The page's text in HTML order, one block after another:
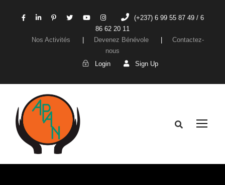
(+237) 6 99 55 87 49 / 6
86 62 20 11
Nos Activités
Devenez Bénévole
Contactez-
nous
Login
Sign Up